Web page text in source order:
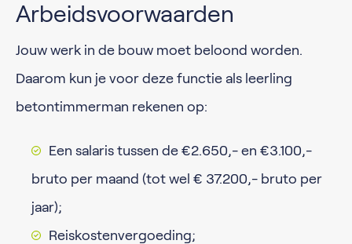
Arbeidsvoorwaarden
Jouw werk in de bouw moet beloond worden.
Daarom kun je voor deze functie als leerling
betontimmerman rekenen op:
Een salaris tussen de €2.650,- en €3.100,-
bruto per maand (tot wel € 37.200,- bruto per
jaar);
Reiskostenvergoeding;